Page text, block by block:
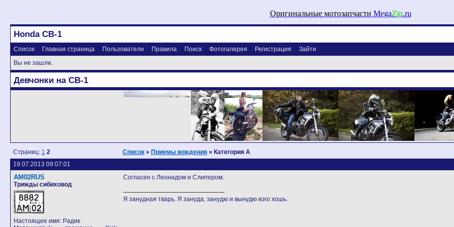
Оригинальные мотозапчасти MegaZip.ru
Honda CB-1
Список Главная страница Пользователи Правила Поиск Фотогалерея Регистрация
Зайти
Вы не зашли.
Девчонки на CB-1
Страниц: 1 2 Список » Приемы вождения » Категория А
19.07.2013 09:07:01
AM02RUS
Трижды сибиховод
Настоящее имя: Радик
Согласен с Леонидом и Слипером.
Я занудная тварь. Я зануда, занудю и вынудю кого хошь.